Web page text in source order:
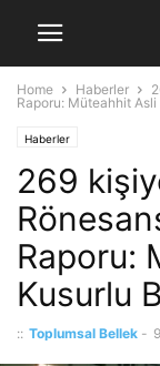
Home Haberler
Raporu: Müteahhit
Haberler
269
Raporu:
Kusurlu
:: Toplumsal Bellek -